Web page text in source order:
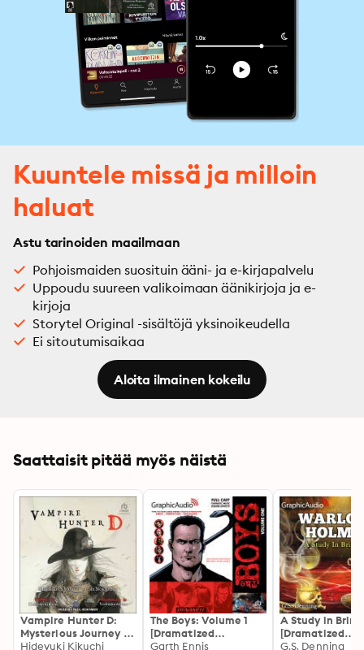
Kuuntele missä ja milloin
haluat
Astu tarinoiden maailmaan
Pohjoismaiden suosituin ääni- ja e-kirjapalvelu
Uppoudu suureen valikoimaan äänikirjoja ja e-
kirjoja
Storytel Original -sisältöjä yksinoikeudella
Ei sitoutumisaikaa
Aloita ilmainen kokeilu
Saattaisit pitää myös näistä
Vampire Hunter D:
Mysterious Journey to
the North Sea: Part
Hideyuki Kikuchi
The Boys: Volume 1
[Dramatized
Adaptation]
Garth Ennis
A Study in
[Dramatized
Adaptation]:
G.S. Denning